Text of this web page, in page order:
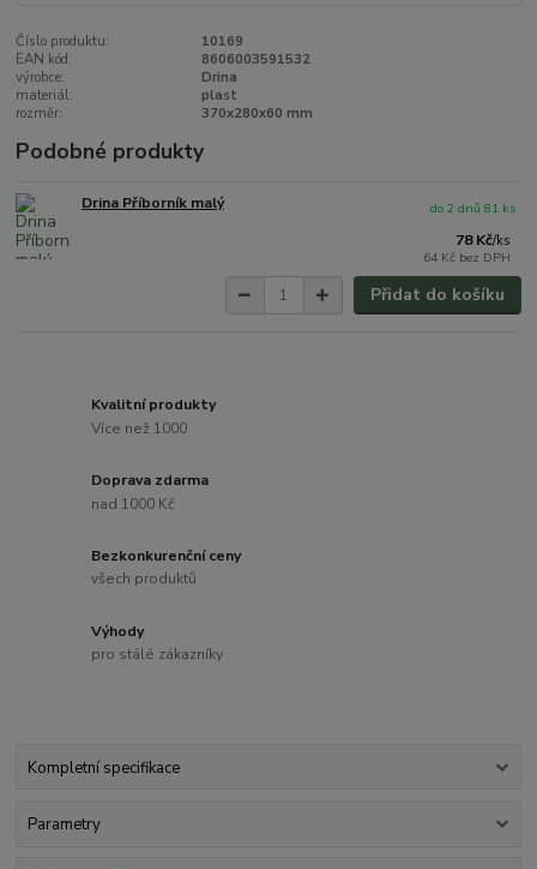
Číslo produktu:
10169
EAN kód:
8606003591532
výrobce:
Drina
materiál:
plast
rozměr:
370x280x60 mm
Podobné produkty
Drina Příborník malý
78 Kč/ks
64 Kč bez DPH
do 2 dnů 81 ks
Přidat do košíku
Kvalitní produkty
Více než 1000
Doprava zdarma
nad 1000 Kč
Bezkonkurenční ceny
všech produktů
Výhody
pro stálé zákazníky
Kompletní specifikace
Parametry